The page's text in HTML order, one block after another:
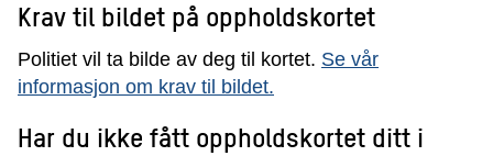
Krav til bildet på oppholdskortet
Politiet vil ta bilde av deg til kortet. Se vår
informasjon om krav til bildet.
Har du ikke fått oppholdskortet ditt i